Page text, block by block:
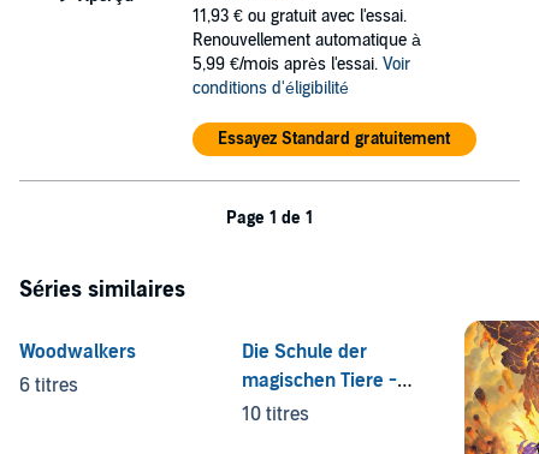
11,93 € ou gratuit avec l'essai.
Renouvellement automatique à
5,99 €/mois après l'essai. Voir
conditions d'éligibilité
Essayez Standard gratuitement
Page 1 de 1
Séries similaires
Woodwalkers
6 titres
Die Schule der
magischen Tiere -
Endlich Ferien
10 titres